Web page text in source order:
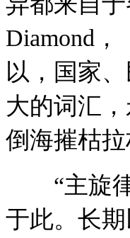
Diamond
以，国家
大的词汇
倒海摧枯拉
“主旋律”
于此。长